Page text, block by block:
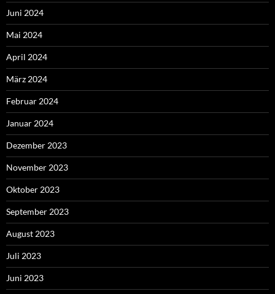
Juni 2024
Mai 2024
April 2024
März 2024
Februar 2024
Januar 2024
Dezember 2023
November 2023
Oktober 2023
September 2023
August 2023
Juli 2023
Juni 2023